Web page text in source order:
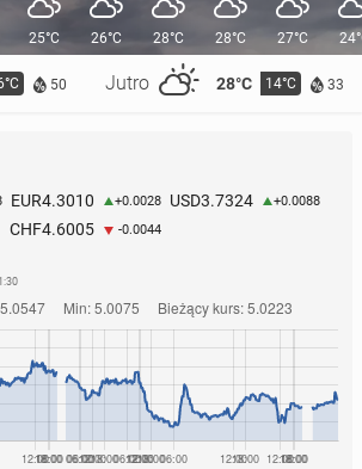
50 Jutro 28°C 14°C 33
25°C 26°C 28°C 28°C 27°C
EUR4.3010 +0.0028 USD3.7324 +0.0088
CHF4.6005 -0.0044